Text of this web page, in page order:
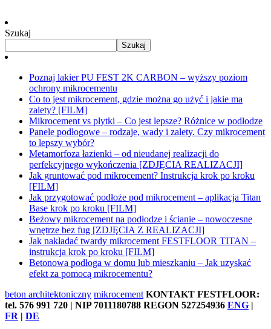
Szukaj
Szukaj
Poznaj lakier PU FEST 2K CARBON – wyższy poziom
ochrony mikrocementu
Co to jest mikrocement, gdzie można go użyć i jakie ma
zalety? [FILM]
Mikrocement vs płytki – Co jest lepsze? Różnice w podłodze
Panele podłogowe – rodzaje, wady i zalety. Czy mikrocement
to lepszy wybór?
Metamorfoza łazienki – od nieudanej realizacji do
perfekcyjnego wykończenia [ZDJĘCIA REALIZACJI]
Jak gruntować pod mikrocement? Instrukcja krok po kroku
[FILM]
Jak przygotować podłoże pod mikrocement – aplikacja Titan
Base krok po kroku [FILM]
Beżowy mikrocement na podłodze i ścianie – nowoczesne
wnętrze bez fug [ZDJĘCIA Z REALIZACJI]
Jak nakładać twardy mikrocement FESTFLOOR TITAN –
instrukcja krok po kroku [FILM]
Betonowa podłoga w domu lub mieszkaniu – Jak uzyskać
efekt za pomocą mikrocementu?
beton architektoniczny mikrocement KONTAKT FESTFLOOR:
tel. 576 991 720 | NIP 7011180788 REGON 527254936 ENG |
FR | DE